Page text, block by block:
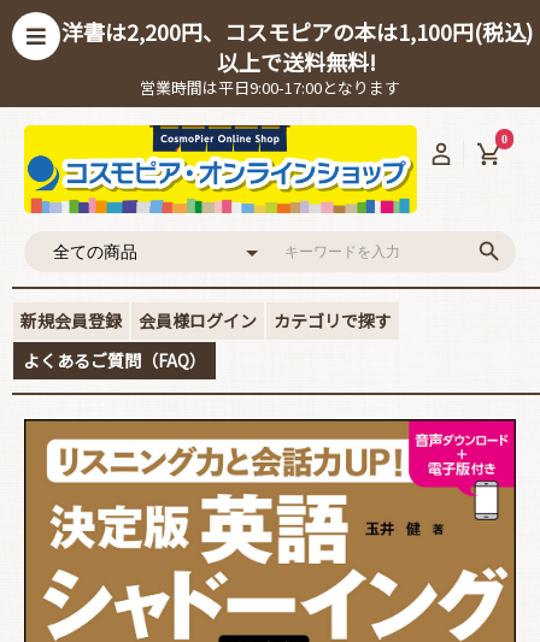
洋書は2,200円、コスモピアの本は1,100円(税込)
以上で送料無料!
営業時間は平日9:00-17:00となります
0
新規会員登録 会員様ログイン
カテゴリで探す
よくあるご質問（FAQ）